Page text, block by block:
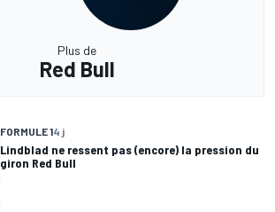
Plus de
Red Bull
FORMULE 14 j
Lindblad ne ressent pas (encore) la pression du
giron Red Bull